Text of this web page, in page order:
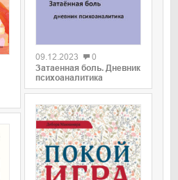
09.12.2023
0
Затаенная боль. Дневник
психоаналитика